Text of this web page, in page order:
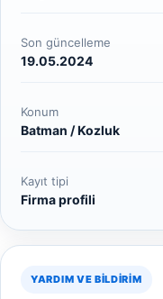
Son güncelleme
19.05.2024
Konum
Batman / Kozluk
Kayıt tipi
Firma profili
YARDIM VE BILDIRIM